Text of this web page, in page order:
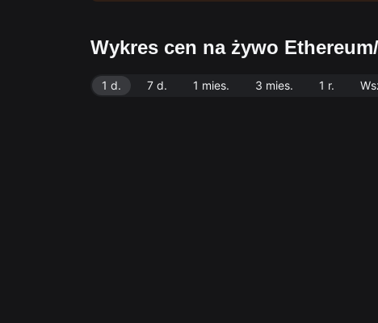
Wykres cen na żywo
1 d. 7 d. 1 mies. 3 mies. 1 r.